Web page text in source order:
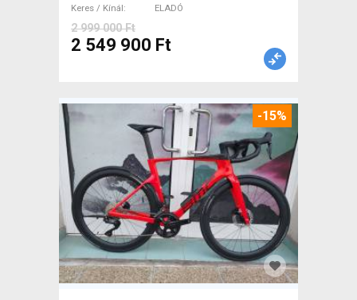
Keres / Kínál
ELADÓ
2 999 000 Ft
2 549 900 Ft
-15%